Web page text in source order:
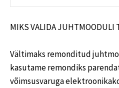
MIKS VALIDA JUHTMOODULI
Vältimaks remonditud
kasutame remondiks
võimsusvaruga